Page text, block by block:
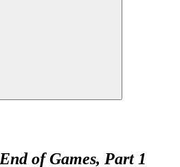
Suchen
End of Games, Part 1